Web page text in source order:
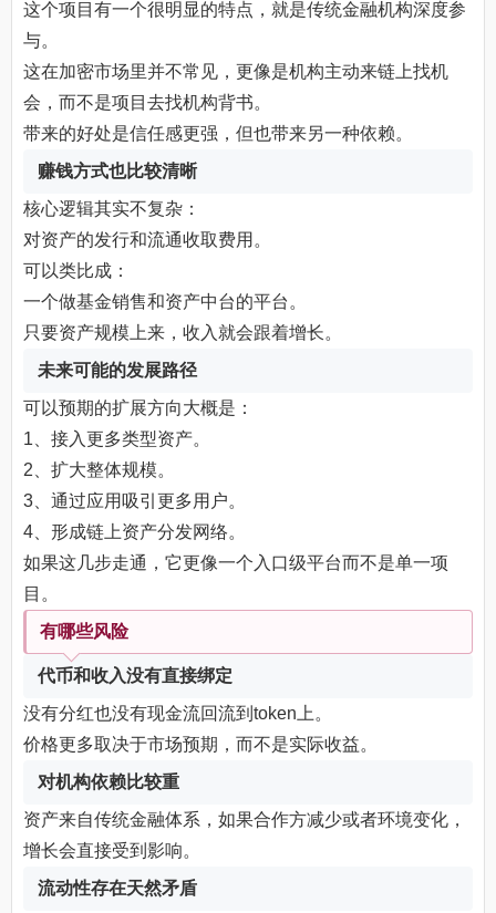
这个项目有一个很明显的特点，就是传统金融机构深度参
与。
这在加密市场里并不常见，更像是机构主动来链上找机
会，而不是项目去找机构背书。
带来的好处是信任感更强，但也带来另一种依赖。
赚钱方式也比较清晰
核心逻辑其实不复杂：
对资产的发行和流通收取费用。
可以类比成：
一个做基金销售和资产中台的平台。
只要资产规模上来，收入就会跟着增长。
未来可能的发展路径
可以预期的扩展方向大概是：
1、接入更多类型资产。
2、扩大整体规模。
3、通过应用吸引更多用户。
4、形成链上资产分发网络。
如果这几步走通，它更像一个入口级平台而不是单一项
目。
有哪些风险
代币和收入没有直接绑定
没有分红也没有现金流回流到token上。
价格更多取决于市场预期，而不是实际收益。
对机构依赖比较重
资产来自传统金融体系，如果合作方减少或者环境变化，
增长会直接受到影响。
流动性存在天然矛盾